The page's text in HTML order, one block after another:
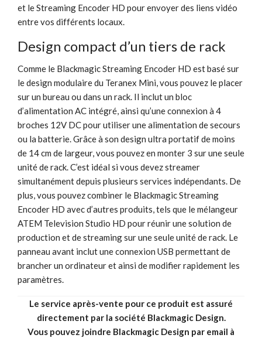
et le Streaming Encoder HD pour envoyer des liens vidéo
entre vos différents locaux.
Design compact d’un tiers de rack
Comme le Blackmagic Streaming Encoder HD est basé sur
le design modulaire du Teranex Mini, vous pouvez le placer
sur un bureau ou dans un rack. Il inclut un bloc
d’alimentation AC intégré, ainsi qu’une connexion à 4
broches 12V DC pour utiliser une alimentation de secours
ou la batterie. Grâce à son design ultra portatif de moins
de 14 cm de largeur, vous pouvez en monter 3 sur une seule
unité de rack. C’est idéal si vous devez streamer
simultanément depuis plusieurs services indépendants. De
plus, vous pouvez combiner le Blackmagic Streaming
Encoder HD avec d’autres produits, tels que le mélangeur
ATEM Television Studio HD pour réunir une solution de
production et de streaming sur une seule unité de rack. Le
panneau avant inclut une connexion USB permettant de
brancher un ordinateur et ainsi de modifier rapidement les
paramètres.
Le service après-vente pour ce produit est assuré
directement par la société Blackmagic Design.
Vous pouvez joindre Blackmagic Design par email à